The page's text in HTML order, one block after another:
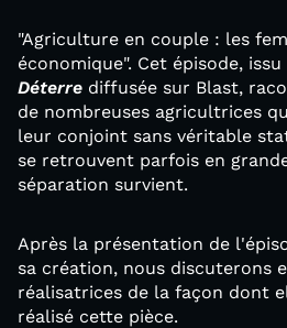
"Agriculture en couple : les
économique". Cet épisode,
Déterre diffusée sur Blast,
de nombreuses agricultrices
leur conjoint sans véritable
se retrouvent parfois en
séparation survient.
Après la présentation de
sa création, nous discuterons
réalisatrices de la façon dont
réalisé cette pièce.